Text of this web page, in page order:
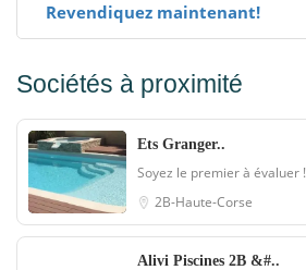
Revendiquez maintenant!
Sociétés à proximité
Ets Granger..
Soyez le premier à évaluer !
2B-Haute-Corse
Alivi Piscines 2B &#..